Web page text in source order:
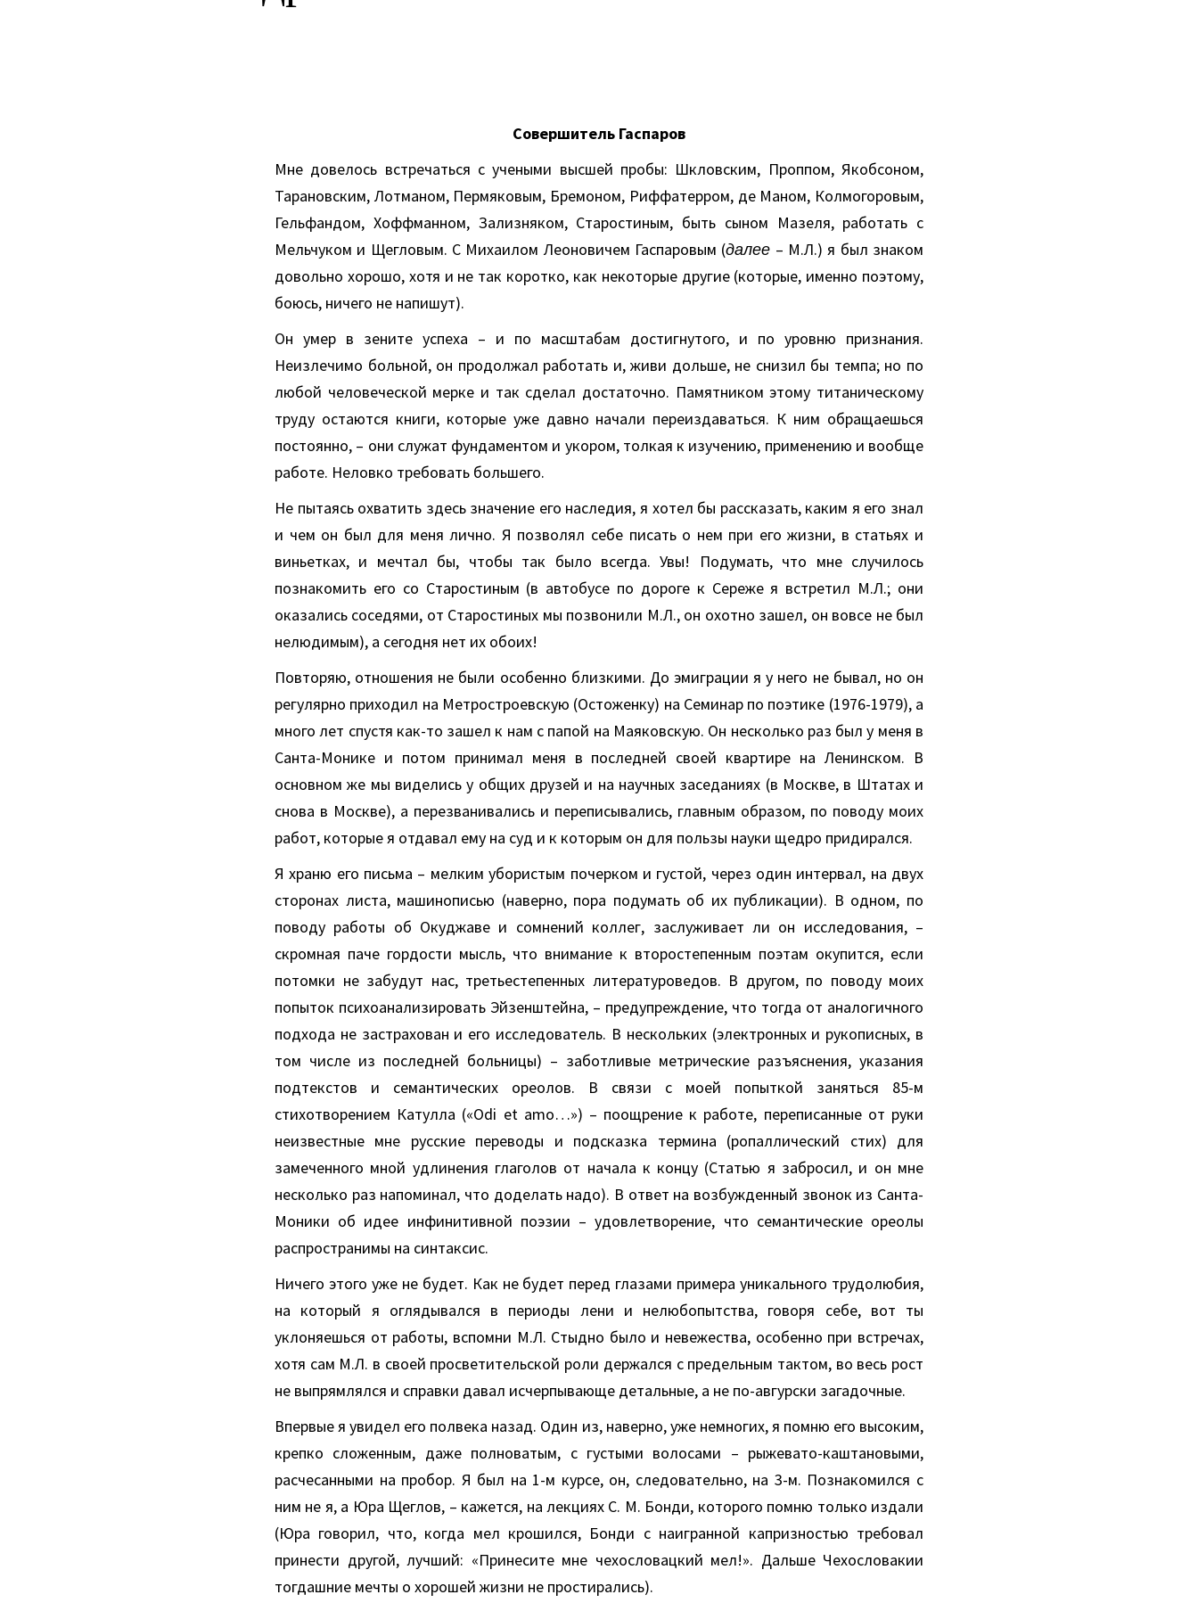
Совершитель Гаспаров
Мне довелось встречаться с учеными высшей пробы: Шкловским, Проппом, Якобсоном,
Тарановским, Лотманом, Пермяковым, Бремоном, Риффатерром, де Маном, Колмогоровым,
Гельфандом, Хоффманном, Зализняком, Старостиным, быть сыном Мазеля, работать с
Мельчуком и Щегловым. С Михаилом Леоновичем Гаспаровым (далее – М.Л.) я был знаком
довольно хорошо, хотя и не так коротко, как некоторые другие (которые, именно поэтому,
боюсь, ничего не напишут).
Он умер в зените успеха – и по масштабам достигнутого, и по уровню признания.
Неизлечимо больной, он продолжал работать и, живи дольше, не снизил бы темпа; но по
любой человеческой мерке и так сделал достаточно. Памятником этому титаническому
труду остаются книги, которые уже давно начали переиздаваться. К ним обращаешься
постоянно, – они служат фундаментом и укором, толкая к изучению, применению и вообще
работе. Неловко требовать большего.
Не пытаясь охватить здесь значение его наследия, я хотел бы рассказать, каким я его знал
и чем он был для меня лично. Я позволял себе писать о нем при его жизни, в статьях и
виньетках, и мечтал бы, чтобы так было всегда. Увы! Подумать, что мне случилось
познакомить его со Старостиным (в автобусе по дороге к Сереже я встретил М.Л.; они
оказались соседями, от Старостиных мы позвонили М.Л., он охотно зашел, он вовсе не был
нелюдимым), а сегодня нет их обоих!
Повторяю, отношения не были особенно близкими. До эмиграции я у него не бывал, но он
регулярно приходил на Метростроевскую (Остоженку) на Семинар по поэтике (1976-1979), а
много лет спустя как-то зашел к нам с папой на Маяковскую. Он несколько раз был у меня в
Санта-Монике и потом принимал меня в последней своей квартире на Ленинском. В
основном же мы виделись у общих друзей и на научных заседаниях (в Москве, в Штатах и
снова в Москве), а перезванивались и переписывались, главным образом, по поводу моих
работ, которые я отдавал ему на суд и к которым он для пользы науки щедро придирался.
Я храню его письма – мелким убористым почерком и густой, через один интервал, на двух
сторонах листа, машинописью (наверно, пора подумать об их публикации). В одном, по
поводу работы об Окуджаве и сомнений коллег, заслуживает ли он исследования, –
скромная паче гордости мысль, что внимание к второстепенным поэтам окупится, если
потомки не забудут нас, третьестепенных литературоведов. В другом, по поводу моих
попыток психоанализировать Эйзенштейна, – предупреждение, что тогда от аналогичного
подхода не застрахован и его исследователь. В нескольких (электронных и рукописных, в
том числе из последней больницы) – заботливые метрические разъяснения, указания
подтекстов и семантических ореолов. В связи с моей попыткой заняться 85-м
стихотворением Катулла («Odi et amo…») – поощрение к работе, переписанные от руки
неизвестные мне русские переводы и подсказка термина (ропаллический стих) для
замеченного мной удлинения глаголов от начала к концу (Статью я забросил, и он мне
несколько раз напоминал, что доделать надо). В ответ на возбужденный звонок из Санта-
Моники об идее инфинитивной поэзии – удовлетворение, что семантические ореолы
распространимы на синтаксис.
Ничего этого уже не будет. Как не будет перед глазами примера уникального трудолюбия,
на который я оглядывался в периоды лени и нелюбопытства, говоря себе, вот ты
уклоняешься от работы, вспомни М.Л. Стыдно было и невежества, особенно при встречах,
хотя сам М.Л. в своей просветительской роли держался с предельным тактом, во весь рост
не выпрямлялся и справки давал исчерпывающе детальные, а не по-авгурски загадочные.
Впервые я увидел его полвека назад. Один из, наверно, уже немногих, я помню его высоким,
крепко сложенным, даже полноватым, с густыми волосами – рыжевато-каштановыми,
расчесанными на пробор. Я был на 1-м курсе, он, следовательно, на 3-м. Познакомился с
ним не я, а Юра Щеглов, – кажется, на лекциях С. М. Бонди, которого помню только издали
(Юра говорил, что, когда мел крошился, Бонди с наигранной капризностью требовал
принести другой, лучший: «Принесите мне чехословацкий мел!». Дальше Чехословакии
тогдашние мечты о хорошей жизни не простирались).